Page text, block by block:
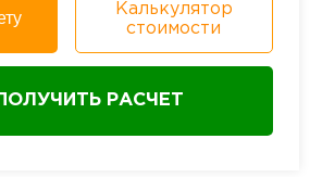
Калькулятор
стоимости
ПОЛУЧИТЬ РАСЧЕТ